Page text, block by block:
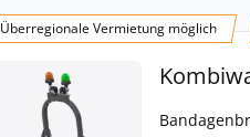
Überregionale Vermietung möglich